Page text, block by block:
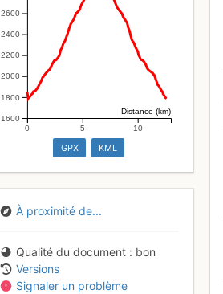
1600
1800
2000
2200
2400
2600
0 5 10
Distance (km)
GPX KML
À proximité de...
Qualité du document
bon
Versions
Signaler un problème